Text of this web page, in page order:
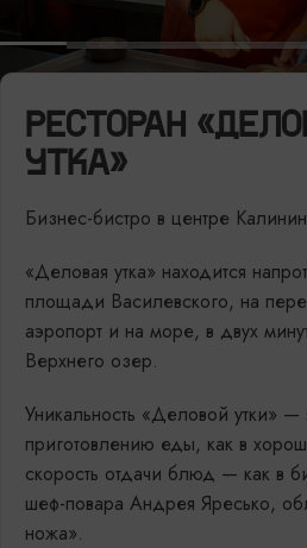
РЕСТОРАН
УТКА»
Бизнес-бистро в центре
«Деловая утка» находится
площади Василевского, на
аэропорт и на море, в двух
Верхнего озер.
Уникальность «Деловой утки» —
приготовлению еды, как в
скорость отдачи блюд — как в
шеф-повара Андрея Яресько,
ножа».